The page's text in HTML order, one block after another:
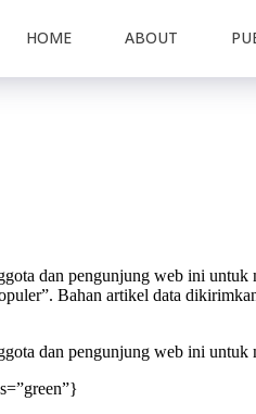
HOME ABOUT
dan pengunjung web ini
Bahan artikel data
dan pengunjung web ini